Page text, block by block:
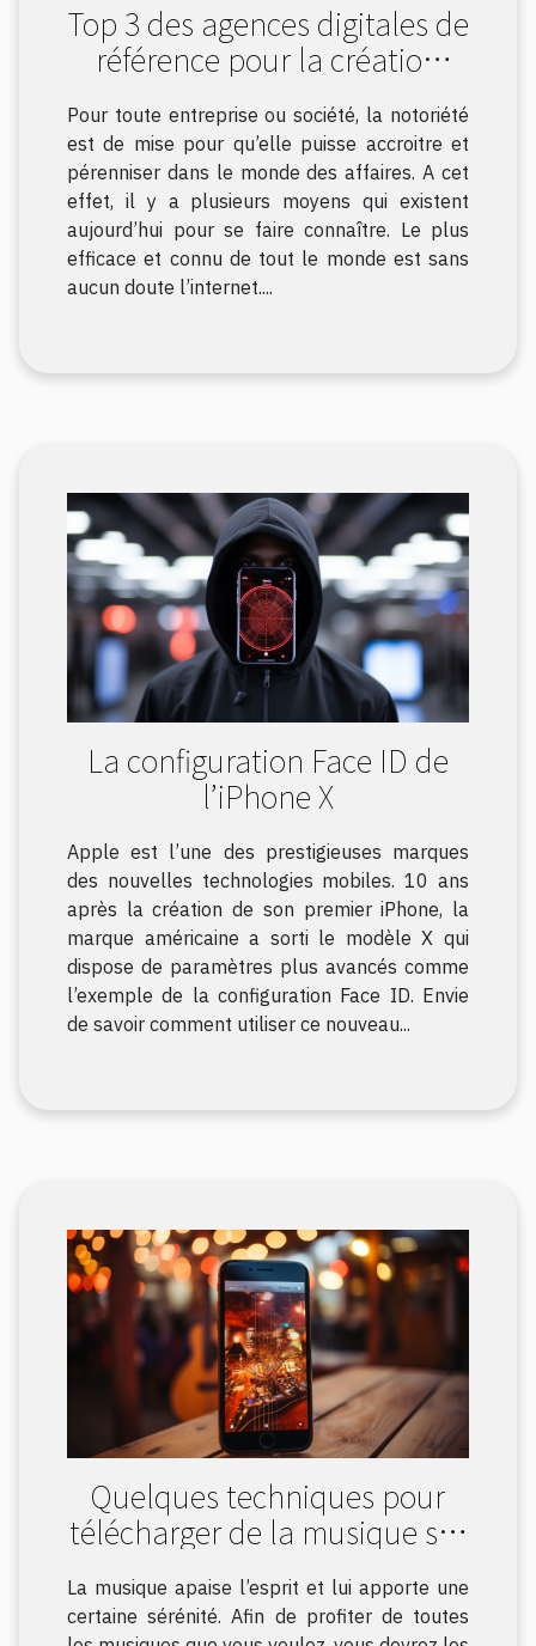
Top 3 des agences digitales de
référence pour la création
Pour toute entreprise ou société, la notoriété
est de mise pour qu’elle puisse accroitre et
pérenniser dans le monde des affaires. A cet
effet, il y a plusieurs moyens qui existent
aujourd’hui pour se faire connaître. Le plus
efficace et connu de tout le monde est sans
aucun doute l’internet....
La configuration Face ID de
l’iPhone X
Apple est l’une des prestigieuses marques
des nouvelles technologies mobiles. 10 ans
après la création de son premier iPhone, la
marque américaine a sorti le modèle X qui
dispose de paramètres plus avancés comme
l’exemple de la configuration Face ID. Envie
de savoir comment utiliser ce nouveau...
Quelques techniques pour
télécharger de la musique sur
La musique apaise l’esprit et lui apporte une
certaine sérénité. Afin de profiter de toutes